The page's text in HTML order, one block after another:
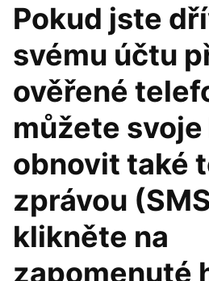
Pokud jste
svému účtu
ověřené
můžete
obnovit také
zprávou
klikněte na
zapomenuté